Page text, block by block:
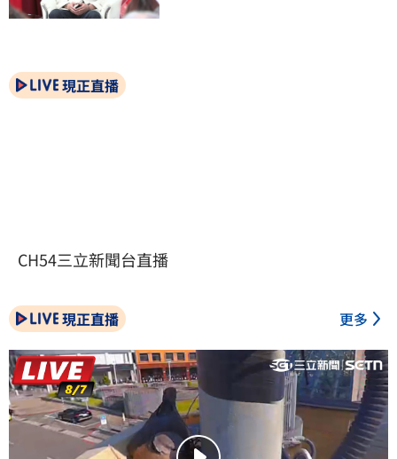
現正直播
CH54三立新聞台直播
現正直播 更多